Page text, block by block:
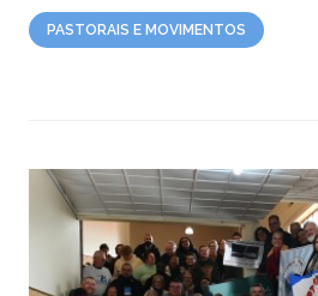
PASTORAIS E MOVIMENTOS